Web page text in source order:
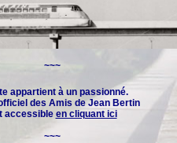
~~~
appartient à un passionné.
des Amis de Jean Bertin
accessible en cliquant ici
~~~